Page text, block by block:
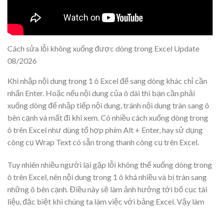
Cách sửa lỗi không xuống được dòng trong Excel Update
08/2026
Khi nhập nội dung trong 1 ô Excel để sang dòng khác chỉ cần
nhấn Enter. Hoặc nếu nội dung của ô dài thì bạn cần phải
xuống dòng để nhập tiếp nội dung, tránh nội dung tràn sang ô
bên cạnh và mất đi khi xem. Có nhiều cách xuống dòng trong
ô trên Excel như dùng tổ hợp phím Alt + Enter, hay sử dụng
công cụ Wrap Text có sẵn trong thanh công cụ trên Excel.
Tuy nhiên nhiều người lại gặp lỗi không thể xuống dòng trong
ô trên Excel, nên nội dung trong 1 ô khá nhiều và bị tràn sang
những ô bên cạnh. Điều này sẽ làm ảnh hưởng tới bố cục tài
liệu, đặc biệt khi chúng ta làm việc với bảng Excel. Vậy làm